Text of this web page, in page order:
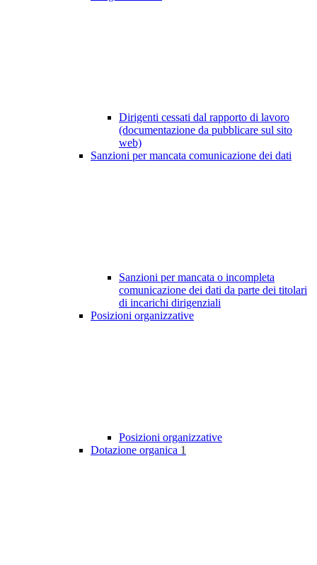
Dirigenti cessati dal rapporto di lavoro
(documentazione da pubblicare sul sito
web)
Sanzioni per mancata comunicazione dei dati
Sanzioni per mancata o incompleta
comunicazione dei dati da parte dei titolari
di incarichi dirigenziali
Posizioni organizzative
Posizioni organizzative
Dotazione organica 1